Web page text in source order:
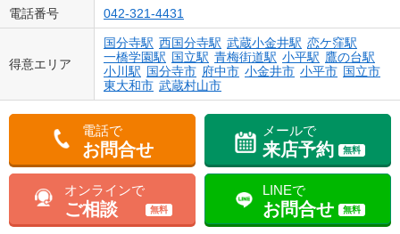
電話番号 042-321-4431
得意エリア
国分寺駅 西国分寺駅 武蔵小金井駅 恋ケ窪駅
一橋学園駅 国立駅 青梅街道駅 小平駅 鷹の台駅
小川駅 国分寺市 府中市 小金井市 小平市 国立市
東大和市 武蔵村山市
電話で
お問合せ
メールで
来店予約 無料
オンラインで
ご相談 無料
LINEで
お問合せ 無料